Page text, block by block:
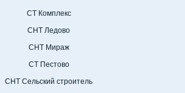
СТ Комплекс
СНТ Ледово
СНТ Мираж
СТ Пестово
СНТ Сельский строитель